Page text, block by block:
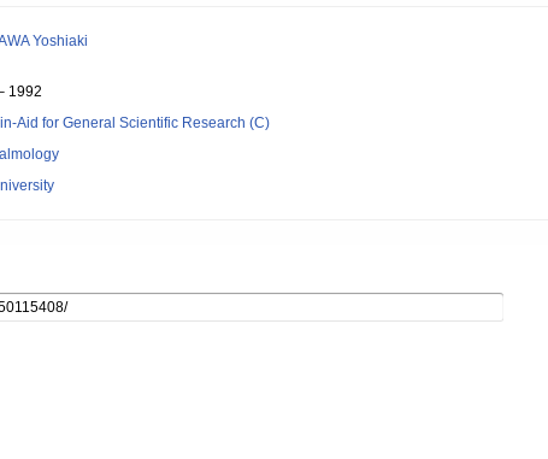
Yoshiaki
1992
Aid for General Scientific Research (C)